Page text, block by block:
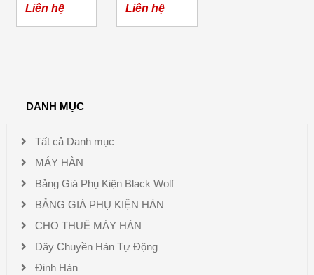
ARC-250
Liên hệ
ARC-500
Liên hệ
DANH MỤC
Tất cả Danh mục
MÁY HÀN
Bảng Giá Phụ Kiện Black Wolf
BẢNG GIÁ PHỤ KIỆN HÀN
CHO THUÊ MÁY HÀN
Dây Chuyền Hàn Tự Động
Đinh Hàn